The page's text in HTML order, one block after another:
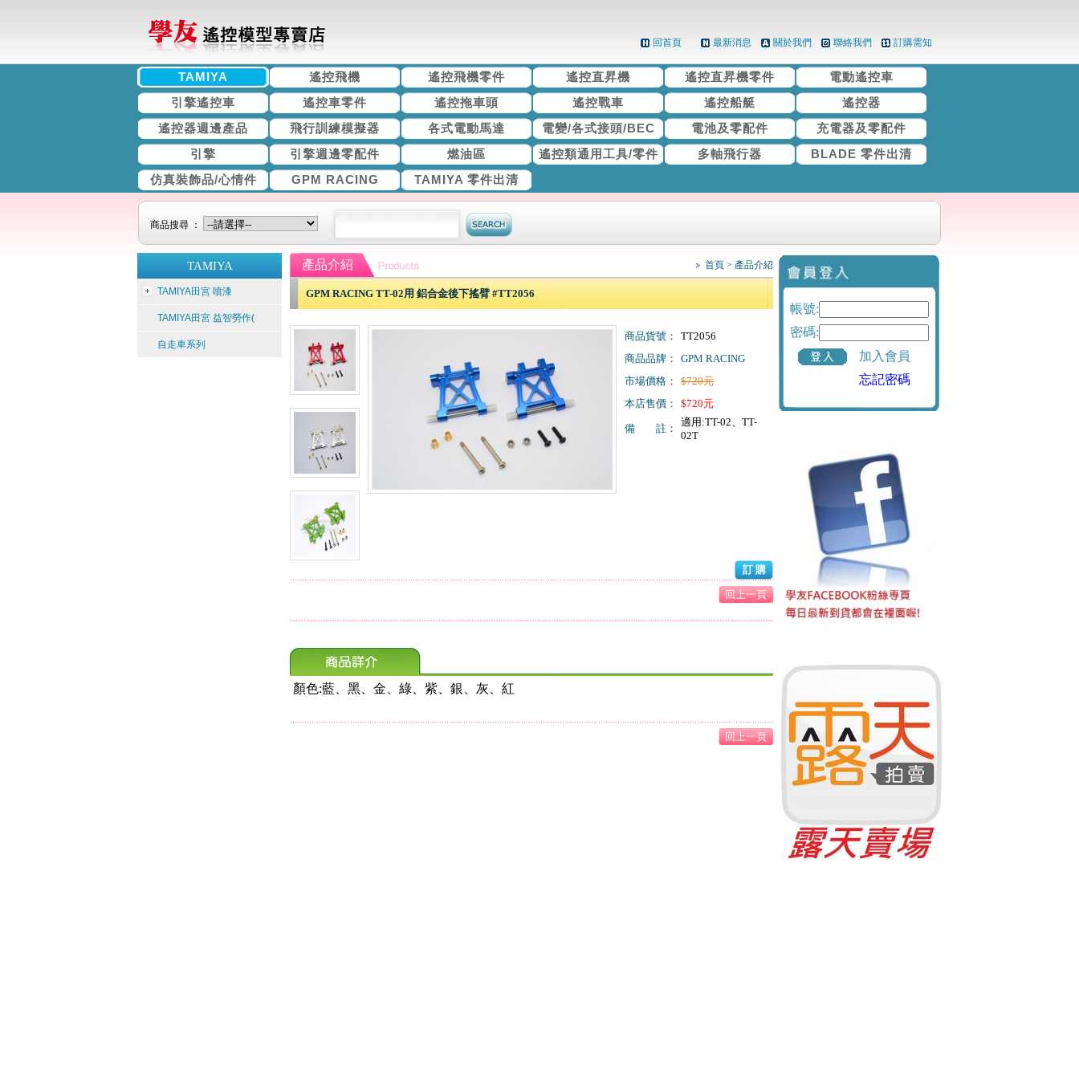
回首頁 最新消息 關於我們 聯絡我們 訂購需知
TAMIYA 遙控飛機 遙控飛機零件 遙控直昇機 遙控直昇機零件
電動遙控車
引擎遙控車
遙控車零件 遙控拖車頭 遙控戰車 遙控船艇
遙控器
遙控器週邊產品
飛行訓練模擬器 各式電動馬達 電變/各式接頭/BEC 電池及零配件
充電器及零配件
引擎
引擎週邊零配件 燃油區 遙控類通用工具/零件 多軸飛行器
BLADE 零件出清
仿真裝飾品/心情件
GPM RACING TAMIYA 零件出清
商品搜尋 ：
TAMIYA
TAMIYA田宮 噴漆
TAMIYA田宮 益智勞作(
自走車系列
產品介紹 首頁 > 產品介紹
GPM RACING TT-02用 鋁合金後下搖臂 #TT2056
商品貨號：
TT2056
商品品牌：
GPM RACING
市場價格：
$720元
本店售價：
$720元
備 註：
適用:TT-02、TT-
02T
顏色:藍、黑、金、綠、紫、銀、灰、紅
帳號:
密碼:
加入會員
忘記密碼